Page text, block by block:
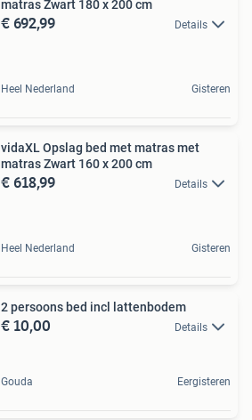
matras Zwart 180 x 200 cm
€ 692,99 Details
Heel Nederland Gisteren
vidaXL Opslag bed met matras met
matras Zwart 160 x 200 cm
€ 618,99 Details
Heel Nederland Gisteren
2 persoons bed incl lattenbodem
€ 10,00 Details
Gouda Eergisteren